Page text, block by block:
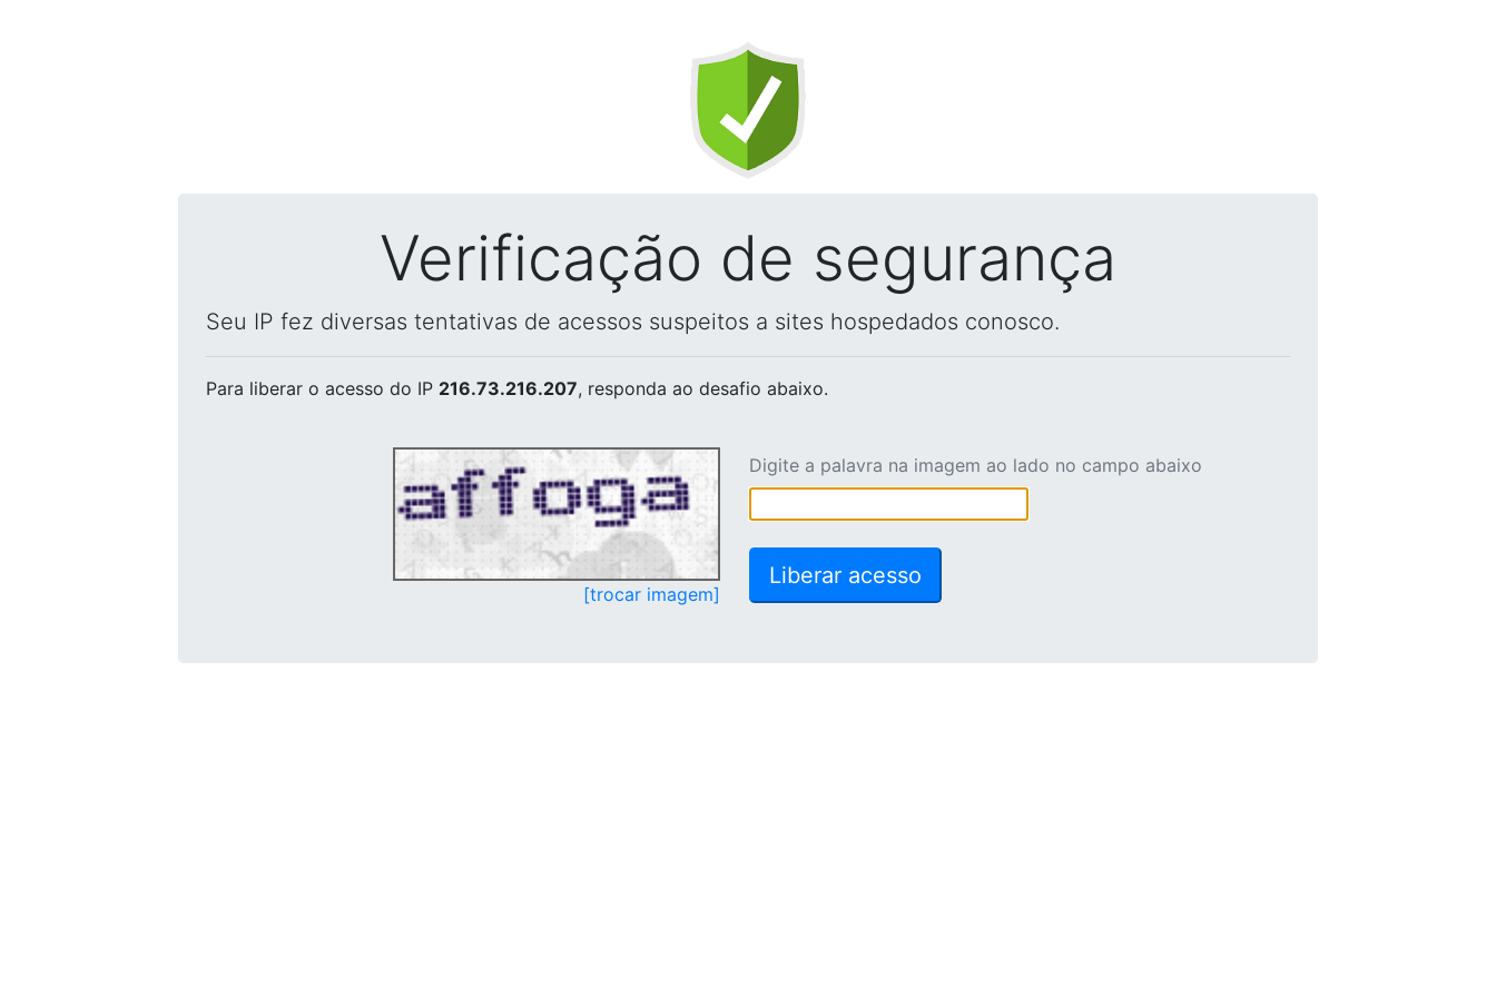
Verificação de segurança
Seu IP fez diversas tentativas de acessos suspeitos a sites hospedados conosco.
Para liberar o acesso do IP 216.73.216.207, responda ao desafio abaixo.
[trocar imagem]
Digite a palavra na imagem ao lado no campo abaixo